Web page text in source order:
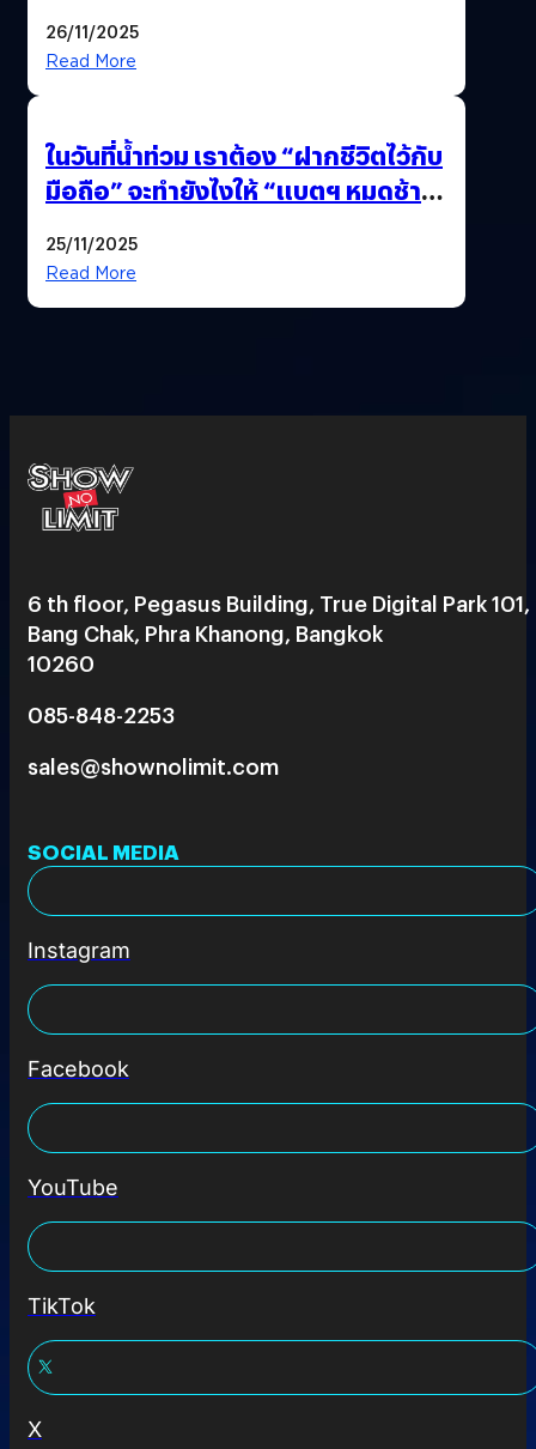
26/11/2025
Read More
ในวันที่น้ำท่วม เราต้อง “ฝากชีวิตไว้กับ
มือถือ” จะทำยังไงให้ “แบตฯ หมดช้า
25/11/2025
Read More
6 th floor, Pegasus Building, True Digital Park 101,
Bang Chak, Phra Khanong, Bangkok
10260
085-848-2253
sales@shownolimit.com
SOCIAL MEDIA
Instagram
Facebook
YouTube
TikTok
X